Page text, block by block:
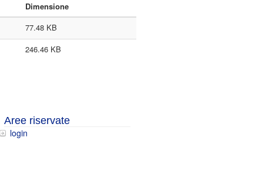
Dimensione
77.48 KB
246.46 KB
Aree riservate
login